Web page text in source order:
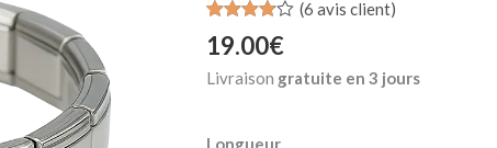
Noté 3.83
sur 5
sur
6
(6 avis client)
19.00€
Livraison gratuite en 3 jours
Longueur